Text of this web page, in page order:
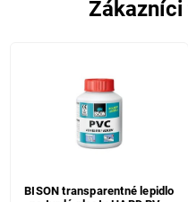
Zákazníci
BISON transparentné lepidlo